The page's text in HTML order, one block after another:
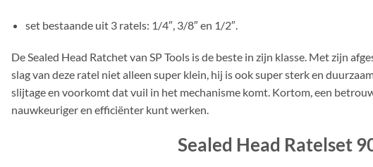
set bestaande uit 3 ratels: 1/4″, 3/8″ en 1/2″.
De Sealed Head Ratchet van SP Tools is de beste in zijn klasse. Met zijn
slag van deze ratel niet alleen super klein, hij is ook super sterk en
slijtage en voorkomt dat vuil in het mechanisme komt. Kortom, een
nauwkeuriger en efficiënter kunt werken.
Sealed Head Ratelset